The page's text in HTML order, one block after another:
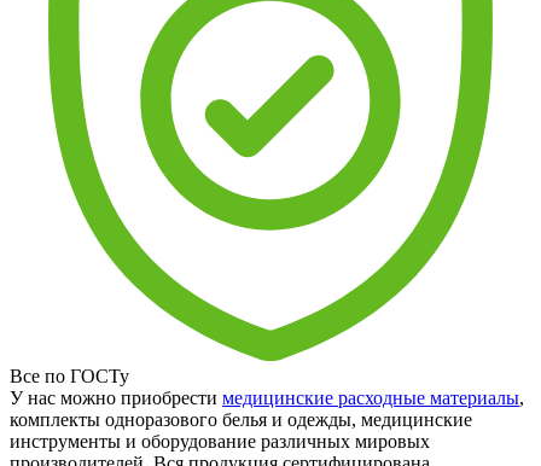
Все по ГОСТу
У нас можно приобрести медицинские расходные материалы,
комплекты одноразового белья и одежды, медицинские
инструменты и оборудование различных мировых